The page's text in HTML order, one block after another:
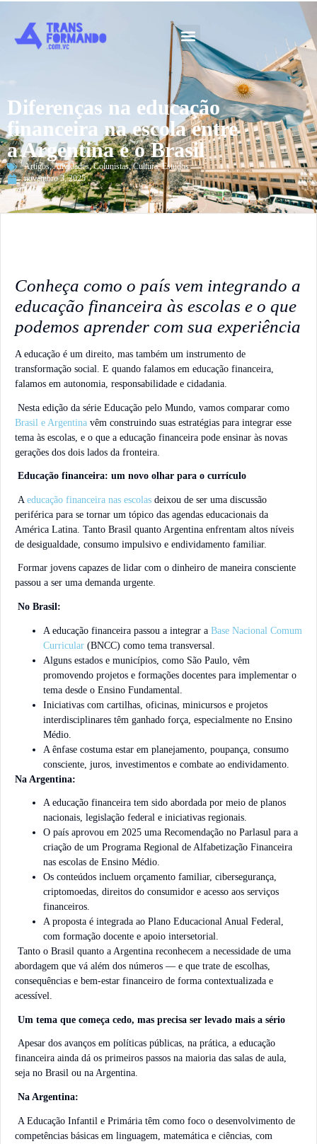
Diferenças na educação
financeira na escola entre
a Argentina e o Brasil
Artigos,Atividades,Colunistas,Cultura,Estudos
novembro 3, 2025
Conheça como o país vem integrando a
educação financeira às escolas e o que
podemos aprender com sua experiência
A educação é um direito, mas também um instrumento de
transformação social. E quando falamos em educação financeira,
falamos em autonomia, responsabilidade e cidadania.
Nesta edição da série Educação pelo Mundo, vamos comparar como
Brasil e Argentina vêm construindo suas estratégias para integrar esse
tema às escolas, e o que a educação financeira pode ensinar às novas
gerações dos dois lados da fronteira.
Educação financeira: um novo olhar para o currículo
A educação financeira nas escolas deixou de ser uma discussão
periférica para se tornar um tópico das agendas educacionais da
América Latina. Tanto Brasil quanto Argentina enfrentam altos níveis
de desigualdade, consumo impulsivo e endividamento familiar.
Formar jovens capazes de lidar com o dinheiro de maneira consciente
passou a ser uma demanda urgente.
No Brasil:
A educação financeira passou a integrar a Base Nacional Comum
Curricular (BNCC) como tema transversal.
Alguns estados e municípios, como São Paulo, vêm
promovendo projetos e formações docentes para implementar o
tema desde o Ensino Fundamental.
Iniciativas com cartilhas, oficinas, minicursos e projetos
interdisciplinares têm ganhado força, especialmente no Ensino
Médio.
A ênfase costuma estar em planejamento, poupança, consumo
consciente, juros, investimentos e combate ao endividamento.
Na Argentina:
A educação financeira tem sido abordada por meio de planos
nacionais, legislação federal e iniciativas regionais.
O país aprovou em 2025 uma Recomendação no Parlasul para a
criação de um Programa Regional de Alfabetização Financeira
nas escolas de Ensino Médio.
Os conteúdos incluem orçamento familiar, cibersegurança,
criptomoedas, direitos do consumidor e acesso aos serviços
financeiros.
A proposta é integrada ao Plano Educacional Anual Federal,
com formação docente e apoio intersetorial.
Tanto o Brasil quanto a Argentina reconhecem a necessidade de uma
abordagem que vá além dos números — e que trate de escolhas,
consequências e bem-estar financeiro de forma contextualizada e
acessível.
Um tema que começa cedo, mas precisa ser levado mais a sério
Apesar dos avanços em políticas públicas, na prática, a educação
financeira ainda dá os primeiros passos na maioria das salas de aula,
seja no Brasil ou na Argentina.
Na Argentina:
A Educação Infantil e Primária têm como foco o desenvolvimento de
competências básicas em linguagem, matemática e ciências, com